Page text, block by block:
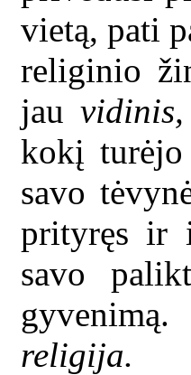
vietą, pati
religinio
jau vidinis,
kokį
savo
prityręs ir
savo
gyvenimą.
religija.